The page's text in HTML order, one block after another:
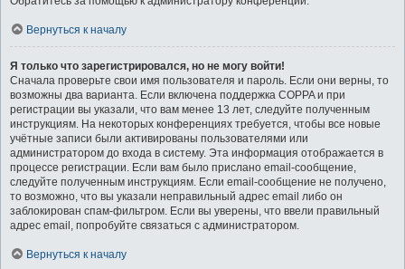
Вернуться к началу
Я только что зарегистрировался, но не могу войти!
Сначала проверьте свои имя пользователя и пароль. Если они верны, то
возможны два варианта. Если включена поддержка COPPA и при
регистрации вы указали, что вам менее 13 лет, следуйте полученным
инструкциям. На некоторых конференциях требуется, чтобы все новые
учётные записи были активированы пользователями или
администратором до входа в систему. Эта информация отображается в
процессе регистрации. Если вам было прислано email-сообщение,
следуйте полученным инструкциям. Если email-сообщение не получено,
то возможно, что вы указали неправильный адрес email либо он
заблокирован спам-фильтром. Если вы уверены, что ввели правильный
адрес email, попробуйте связаться с администратором.
Вернуться к началу